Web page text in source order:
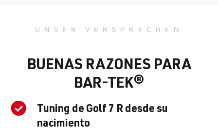
UNSER VERSPRECHEN
BUENAS RAZONES PARA
BAR-TEK®
Tuning de Golf 7 R desde su
nacimiento